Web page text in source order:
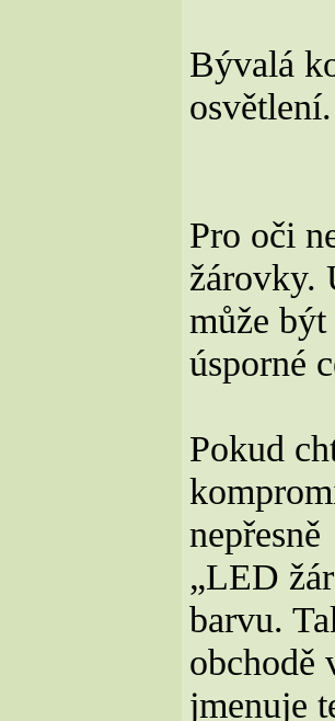
Bývalá
Pro oči
žárovky.
může
úsporné
Pokud
nepřesně
„LED
barvu.
obchodě
jmenuje